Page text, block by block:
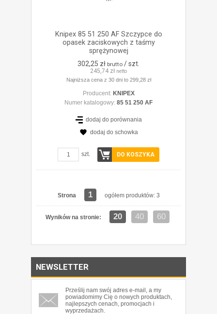
Knipex 85 51 250 AF Szczypce do
opasek zaciskowych z taśmy
sprężynowej
302,25 zł brutto / szt.
245,74 zł netto
Najniższa cena z 30 dni to 299,28 zł
Producent: KNIPEX
Numer katalogowy: 85 51 250 AF
dodaj do porównania
dodaj do schowka
szt. DO KOSZYKA
Strona 1 ogółem produktów: 3
Wyników na stronie: 20 40 60
NEWSLETTER
Prześlij nam swój adres e-mail, a my
powiadomimy Cię o nowych produktach,
najlepszych cenach, promocjach i
wyprzedażach.